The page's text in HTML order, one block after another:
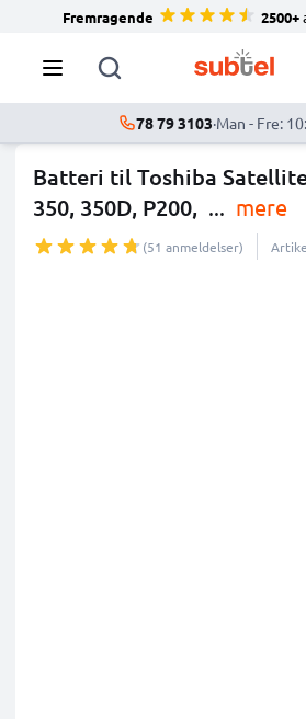
Fremragende 2500+
78 79 3103·Man - Fre:
Batteri til Toshiba Satellite
350, 350D, P200, ... mere
(51 anmeldelser)